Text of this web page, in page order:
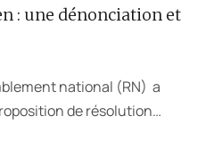
: une dénonciation et
national (RN) a
de résolution…